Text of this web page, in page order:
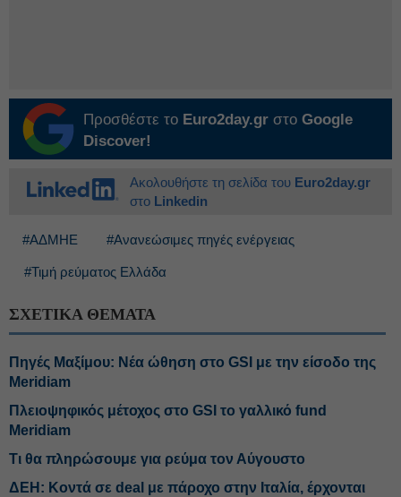
Προσθέστε το Euro2day.gr στο Google
Discover!
Ακολουθήστε τη σελίδα του Euro2day.gr
στο Linkedin
#ΑΔΜΗΕ #Ανανεώσιμες πηγές ενέργειας
#Τιμή ρεύματος Ελλάδα
ΣΧΕΤΙΚΑ ΘΕΜΑΤΑ
Πηγές Μαξίμου: Νέα ώθηση στο GSI με την είσοδο της
Meridiam
Πλειοψηφικός μέτοχος στο GSI το γαλλικό fund
Meridiam
Τι θα πληρώσουμε για ρεύμα τον Αύγουστο
ΔΕΗ: Κοντά σε deal με πάροχο στην Ιταλία, έρχονται